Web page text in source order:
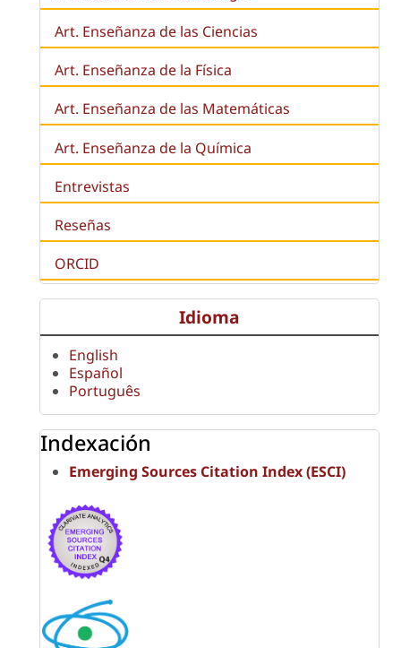
Art. Enseñanza de las Ciencias
Art. Enseñanza de la Física
Art. Enseñanza de las Matemáticas
Art. Enseñanza de la Química
Entrevistas
Reseñas
ORCID
Idioma
English
Español
Português
Indexación
Emerging Sources Citation Index (ESCI)